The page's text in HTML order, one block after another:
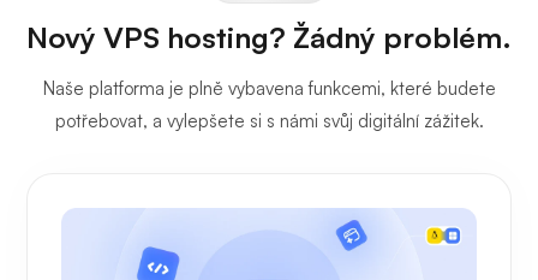
Nový VPS hosting? Žádný problém.
Naše platforma je plně vybavena funkcemi, které budete
potřebovat, a vylepšete si s námi svůj digitální zážitek.